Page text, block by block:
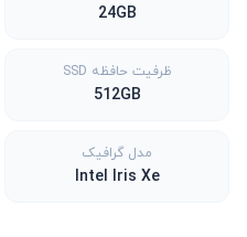
24GB
ظرفیت حافظه SSD
512GB
مدل گرافیک
Intel Iris Xe